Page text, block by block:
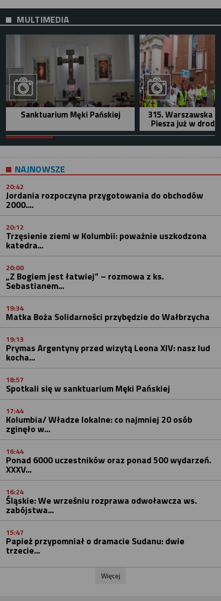
MULTIMEDIA
Sanktuarium Męki Pańskiej 315. Warszawska
Piesza już w
NAJNOWSZE
20:42
Jordania rozpoczyna przygotowania do obchodów
2000....
20:12
Trzęsienie ziemi w Kolumbii: poważnie uszkodzona
katedra...
20:00
„Z Bogiem jest łatwiej” – rozmowa z ks.
Sebastianem...
19:34
Matka Boża Solidarności przybędzie do Wałbrzycha
19:13
Prymas Argentyny przed wizytą Leona XIV: nasz lud
kocha...
18:57
Spotkali się w sanktuarium Męki Pańskiej
17:44
Kolumbia/ Władze lokalne: co najmniej 20 osób
zginęło w...
16:44
Ponad 6000 uczestników oraz ponad 500 wydarzeń.
XXXV...
16:24
Śląskie: We wrześniu rozprawa odwoławcza ws.
zabójstwa...
15:47
Papież przypomniał o dramacie Sudanu: dwie
trzecie...
Więcej